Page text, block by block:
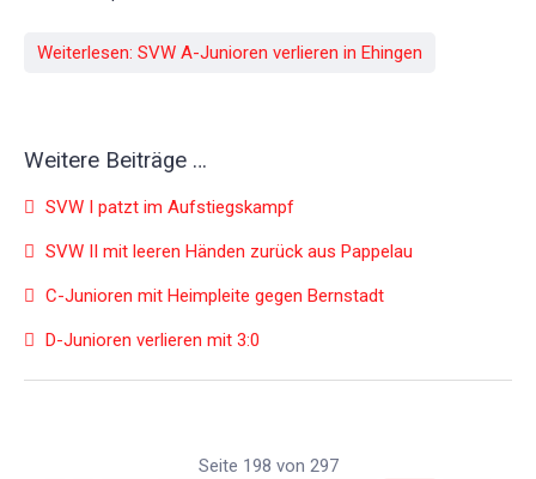
Weiterlesen: SVW A-Junioren verlieren in Ehingen
Weitere Beiträge …
SVW I patzt im Aufstiegskampf
SVW II mit leeren Händen zurück aus Pappelau
C-Junioren mit Heimpleite gegen Bernstadt
D-Junioren verlieren mit 3:0
Seite 198 von 297